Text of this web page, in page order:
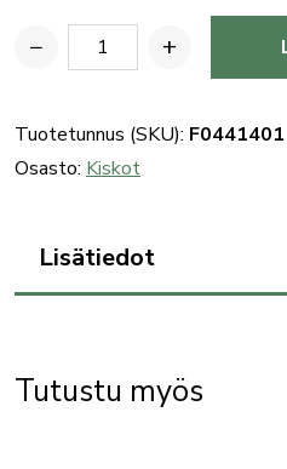
−
Benelli
Picatinny-
kisko,
määrä
+
Tuotetunnus (SKU): F0441401
Osasto: Kiskot
Lisätiedot
Tutustu myös